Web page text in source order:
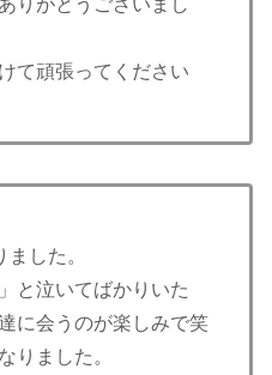
りがとうございまし
て頑張ってください
した。
と泣いてばかりいた
に会うのが楽しみで笑
りました。